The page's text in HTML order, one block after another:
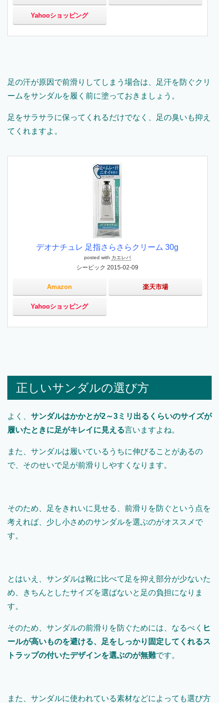
Yahooショッピング
足の汗が原因で前滑りしてしまう場合は、足汗を防ぐクリ
ームをサンダルを履く前に塗っておきましょう。
足をサラサラに保ってくれるだけでなく、足の臭いも抑え
てくれますよ。
デオナチュレ 足指さらさらクリーム 30g
posted with カエレバ
シービック 2015-02-09
Amazon 楽天市場
Yahooショッピング
正しいサンダルの選び方
よく、 サンダルはかかとが2～3ミリ出るくらいのサイズが
履いたときに足がキレイに見える言いますよね。
また、サンダルは履いているうちに伸びることがあるの
で、そのせいで足が前滑りしやすくなります。
そのため、足をきれいに見せる、前滑りを防ぐという点を
考えれば、少し小さめのサンダルを選ぶのがオススメで
す。
とはいえ、サンダルは靴に比べて足を抑え部分が少ないた
め、きちんとしたサイズを選ばないと足の負担になりま
す。
そのため、サンダルの前滑りを防ぐためには、なるべく ヒ
ールが高いものを避ける、足をしっかり固定してくれるス
トラップの付いたデザインを選ぶのが無難です。
また、サンダルに使われている素材などによっても選び方